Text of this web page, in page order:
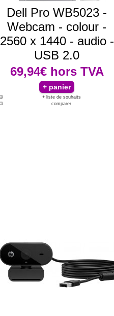
Dell Pro WB5023 -
Webcam - colour -
2560 x 1440 - audio -
USB 2.0
69,94€ hors TVA
+ liste de souhaits
comparer